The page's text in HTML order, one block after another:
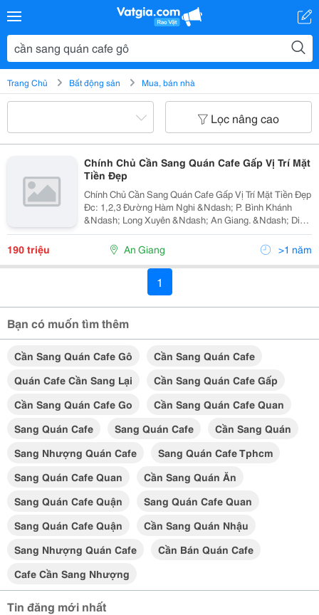
Trang Chủ Bất động sản Mua, bán nhà
Lọc nâng cao
Chính Chủ Cần Sang Quán Cafe Gấp Vị Trí Mặt
Tiền Đẹp
Chính Chủ Cần Sang Quán Cafe Gấp Vị Trí Mặt Tiền Đẹp
Đc: 1,2,3 Đường Hàm Nghi &Ndash; P. Bình Khánh
&Ndash; Long Xuyên &Ndash; An Giang. &Ndash; Diện
Tích: 200M2 &Ndash; Quán Nằm Vị Trí Đẹp, 2 Mặt Tiền
Đường, Khu Dân Cư Đông Đúc Nhiều Người...
190 triệu An Giang >1 năm
1
Bạn có muốn tìm thêm
Cần Sang Quán Cafe Gô
Cần Sang Quán Cafe
Quán Cafe Cần Sang Lại
Cần Sang Quán Cafe Gấp
Cần Sang Quán Cafe Go
Cần Sang Quán Cafe Quan
Sang Quán Cafe
Sang Quán Cafe
Cần Sang Quán
Sang Nhượng Quán Cafe
Sang Quán Cafe Tphcm
Sang Quán Cafe Quan
Cần Sang Quán Ăn
Sang Quán Cafe Quận
Sang Quán Cafe Quan
Sang Quán Cafe Quận
Cần Sang Quán Nhậu
Sang Nhượng Quán Cafe
Cần Bán Quán Cafe
Cafe Cần Sang Nhượng
Tin đăng mới nhất